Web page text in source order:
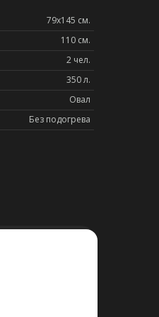
79x145 см.
110 см.
2 чел.
350 л.
Овал
Без подогрева